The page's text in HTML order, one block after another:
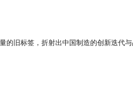
的旧标签，折射出中国制造的创新迭代